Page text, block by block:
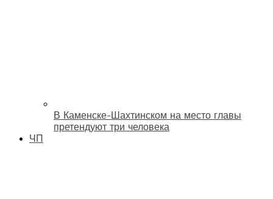
В Каменске-Шахтинском на место главы
претендуют три человека
ЧП